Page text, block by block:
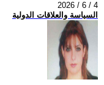
2026 / 6 / 4
السياسة والعلاقات الدولية